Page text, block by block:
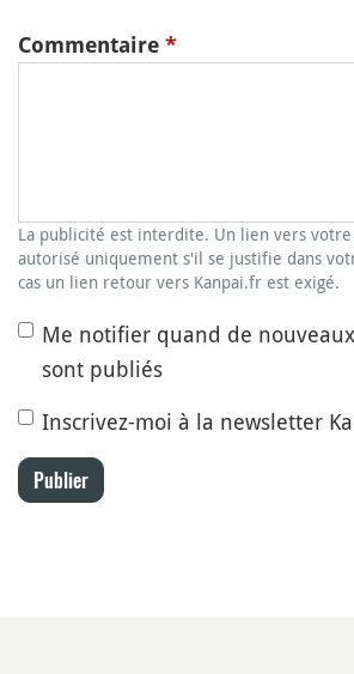
Commentaire *
La publicité est interdite. Un lien vers
autorisé uniquement s'il se justifie dans
cas un lien retour vers Kanpai.fr est exigé.
Me notifier quand de
sont publiés
Inscrivez-moi à la newsletter
Publier